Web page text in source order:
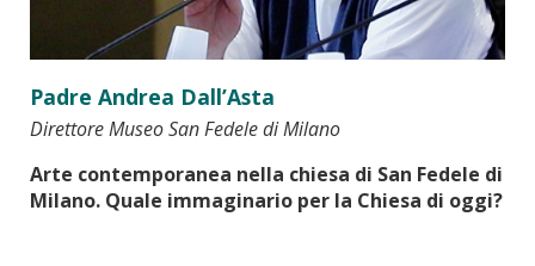
Padre Andrea Dall’Asta
Direttore Museo San Fedele di Milano
Arte contemporanea nella chiesa di San Fedele di
Milano. Quale immaginario per la Chiesa di oggi?